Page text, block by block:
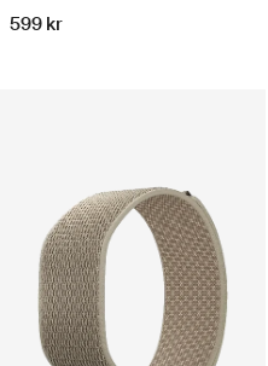
599 kr